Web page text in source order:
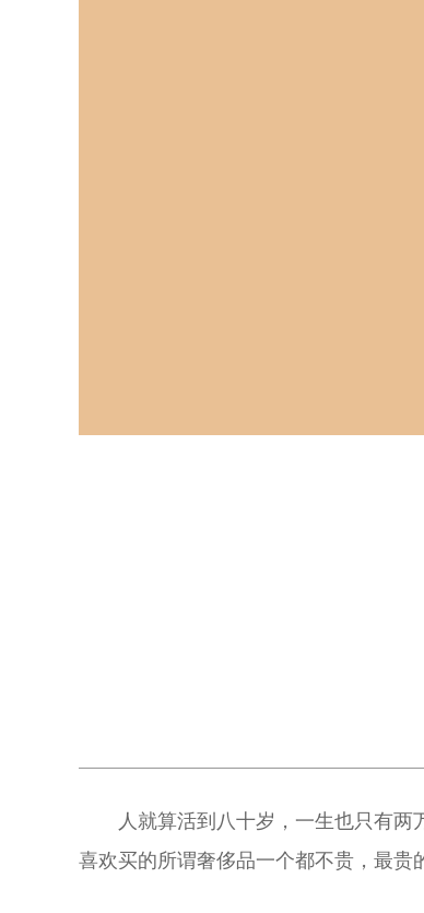
人就算活到八十岁，一生也只有
喜欢买的所谓奢侈品一个都不贵，最